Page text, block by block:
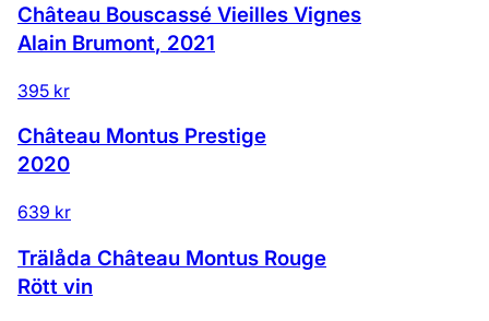
Château Bouscassé Vieilles Vignes
Alain Brumont, 2021
395 kr
Château Montus Prestige
2020
639 kr
Trälåda Château Montus Rouge
Rött vin